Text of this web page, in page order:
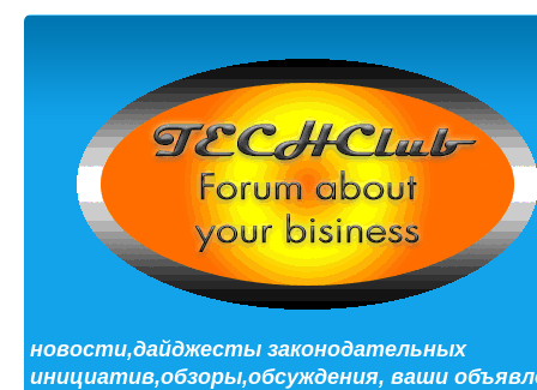
новости,дайджесты законодательных
инициатив,обзоры,обсуждения, ваши